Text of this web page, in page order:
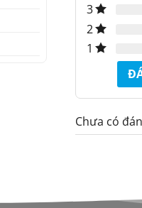
3
2
1
Chưa có